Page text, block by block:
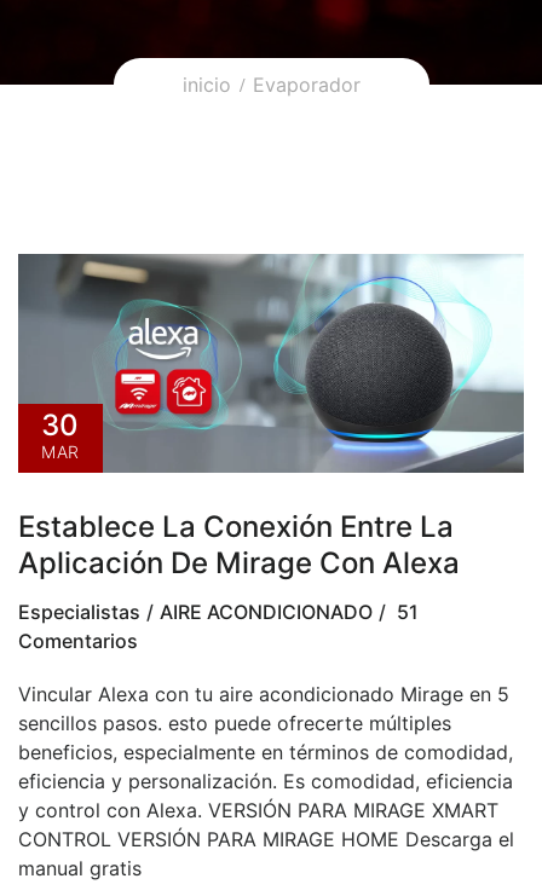
inicio Evaporador
30
MAR
Establece La Conexión Entre La
Aplicación De Mirage Con Alexa
Especialistas AIRE ACONDICIONADO
51
Comentarios
Vincular Alexa con tu aire acondicionado Mirage en 5
sencillos pasos. esto puede ofrecerte múltiples
beneficios, especialmente en términos de comodidad,
eficiencia y personalización. Es comodidad, eficiencia
y control con Alexa. VERSIÓN PARA MIRAGE XMART
CONTROL VERSIÓN PARA MIRAGE HOME Descarga el
manual gratis